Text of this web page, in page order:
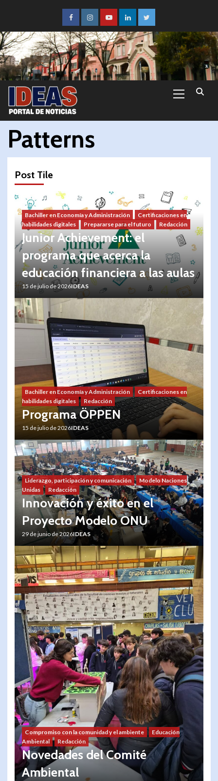
Patterns
Post Tile
Bachiller en Economía y Administración
Certificaciones en
habilidades digitales
Prepararse para el futuro Redacción
Junior Achievement: el
programa que acerca la
educación financiera a las aulas
15 de julio de 2026IDEAS
Bachiller en Economía y Administración
Certificaciones en
habilidades digitales
Redacción
Programa ÖPPEN
15 de julio de 2026IDEAS
Liderazgo, participación y comunicación
Modelo Naciones
Unidas
Redacción
Innovación y éxito en el
Proyecto Modelo ONU
29 de junio de 2026IDEAS
Compromiso con la comunidad y el ambiente
Educación
Ambiental
Redacción
Novedades del Comité
Ambiental